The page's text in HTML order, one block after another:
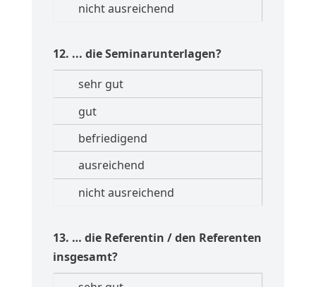
12. ... die Seminarunterlagen?
13. … die Referentin / den Referenten
insgesamt?